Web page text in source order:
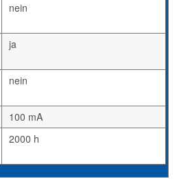
nein
ja
nein
100 mA
2000 h